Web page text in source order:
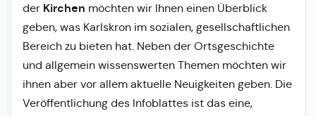
der Kirchen möchten wir Ihnen einen Überblick
geben, was Karlskron im sozialen, gesellschaftlichen
Bereich zu bieten hat. Neben der Ortsgeschichte
und allgemein wissenswerten Themen möchten wir
ihnen aber vor allem aktuelle Neuigkeiten geben. Die
Veröffentlichung des Infoblattes ist das eine,